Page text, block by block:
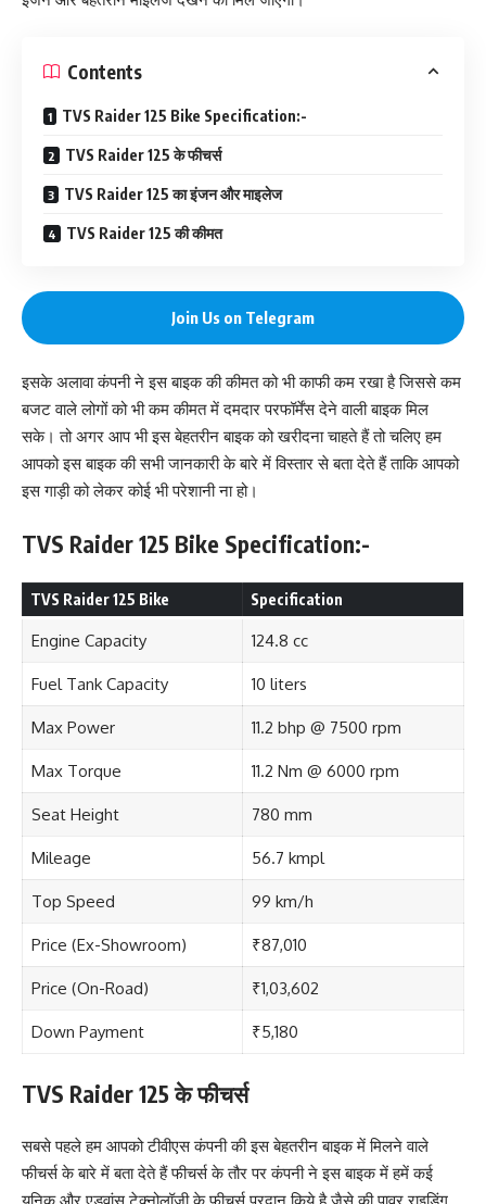
Contents
TVS Raider 125 Bike Specification:-
TVS Raider 125 के फीचर्स
TVS Raider 125 का इंजन और माइलेज
TVS Raider 125 की कीमत
Join Us on Telegram
इसके अलावा कंपनी ने इस बाइक की कीमत को भी काफी कम रखा है जिससे कम
बजट वाले लोगों को भी कम कीमत में दमदार परफॉर्मेंस देने वाली बाइक मिल
सके। तो अगर आप भी इस बेहतरीन बाइक को खरीदना चाहते हैं तो चलिए हम
आपको इस बाइक की सभी जानकारी के बारे में विस्तार से बता देते हैं ताकि आपको
इस गाड़ी को लेकर कोई भी परेशानी ना हो।
TVS Raider 125 Bike Specification:-
TVS Raider 125 Bike Specification
Engine Capacity 124.8 cc
Fuel Tank Capacity 10 liters
Max Power 11.2 bhp @ 7500 rpm
Max Torque 11.2 Nm @ 6000 rpm
Seat Height 780 mm
Mileage 56.7 kmpl
Top Speed 99 km/h
Price (Ex-Showroom) ₹87,010
Price (On-Road) ₹1,03,602
Down Payment ₹5,180
TVS Raider 125 के फीचर्स
सबसे पहले हम आपको टीवीएस कंपनी की इस बेहतरीन बाइक में मिलने वाले
फीचर्स के बारे में बता देते हैं फीचर्स के तौर पर कंपनी ने इस बाइक में हमें कई